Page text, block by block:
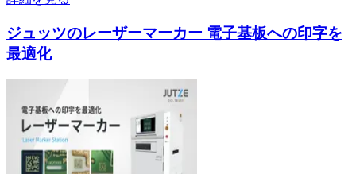
ジュッツのレーザーマーカー 電子基板への印字を
最適化